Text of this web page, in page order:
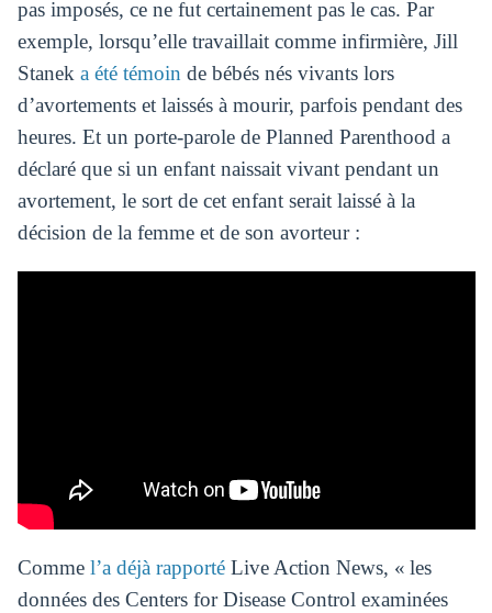
pas imposés, ce ne fut certainement pas le cas. Par
exemple, lorsqu’elle travaillait comme infirmière, Jill
Stanek a été témoin de bébés nés vivants lors
d’avortements et laissés à mourir, parfois pendant des
heures. Et un porte-parole de Planned Parenthood a
déclaré que si un enfant naissait vivant pendant un
avortement, le sort de cet enfant serait laissé à la
décision de la femme et de son avorteur :
Comme l’a déjà rapportéLive Action News, « les
données des Centers for Disease Control examinées